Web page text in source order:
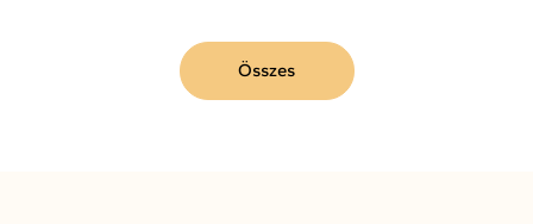
Összes